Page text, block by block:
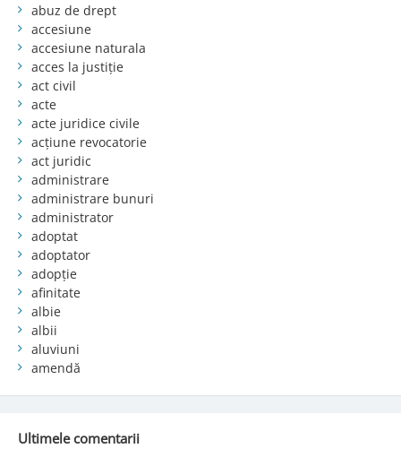
abuz de drept
accesiune
accesiune naturala
acces la justiție
act civil
acte
acte juridice civile
acțiune revocatorie
act juridic
administrare
administrare bunuri
administrator
adoptat
adoptator
adopție
afinitate
albie
albii
aluviuni
amendă
Ultimele comentarii